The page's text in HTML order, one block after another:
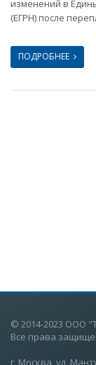
изменений в
(ЕГРН) после
ПОДРОБНЕЕ
© 2014-2023 ООО
Все права
г. Москва, ул.